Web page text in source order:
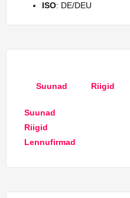
ISO: DE/DEU
Suunad Riigid
Suunad
Riigid
Lennufirmad